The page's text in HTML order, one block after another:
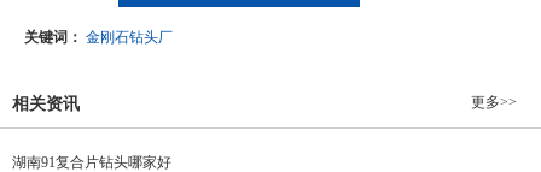
关键词： 金刚石钻头厂
相关资讯 更多>>
湖南91复合片钻头哪家好